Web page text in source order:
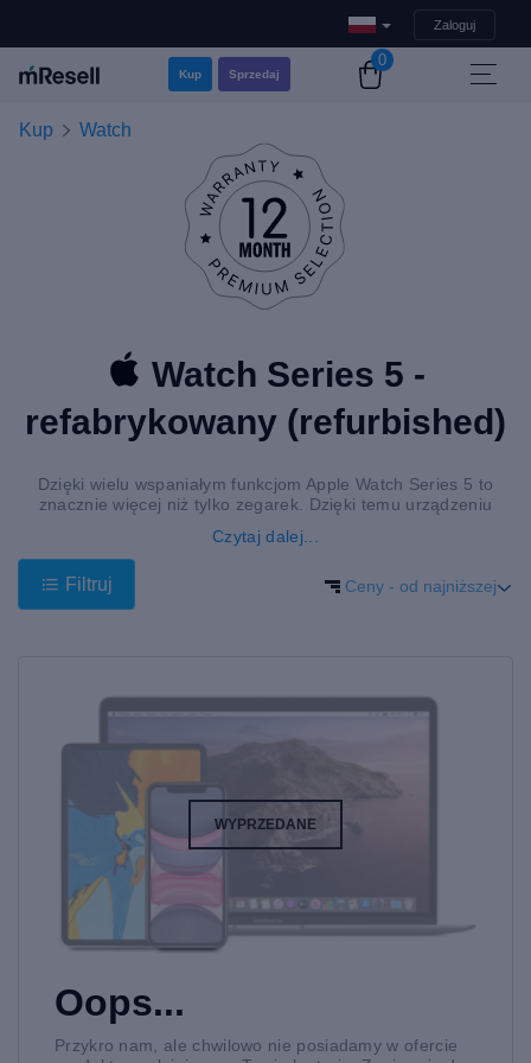
Zaloguj
Kup Sprzedaj
0
Kup Watch
Watch Series 5 -
refabrykowany (refurbished)
Dzięki wielu wspaniałym funkcjom Apple Watch Series 5 to
znacznie więcej niż tylko zegarek. Dzięki temu urządzeniu
rozsądną cenę.
Kup używany smartwatch u nas i nie musisz zadowalać się
gorszymi funkcjami ze względu na wysoką cenę zegarków
Za pomocą zegarka możesz odbierać połączenia i wiadomości
oraz monitorować własne zdrowie i aktywność. Komunikacja
jest płynna, bo z pomocą zegarka jesteś dostępny, kiedy tylko
chcesz. Możesz bez obaw zostawić telefon w kieszeni lub
torbie, ponieważ Apple Watch Series 5 powiadamia Cię o
połączeniach przychodzących.
Rozwój wyprodukował wiele urządzeń, dzięki którym możemy
poprawić jakość naszego życia. W smartwatchu cała ta
technologia mieści się w małym zegarku na rękę. Jedno małe
Inteligentny zegarek dostarcza w czasie rzeczywistym
informacje zwrotne na temat Twojej aktywności i samopoczucia
i zdrowia oraz zbiera pozostałe codzienne dane.
Czytaj dalej...
Filtruj Ceny - od najniższej
WYPRZEDANE
Oops...
Przykro nam, ale chwilowo nie posiadamy w ofercie